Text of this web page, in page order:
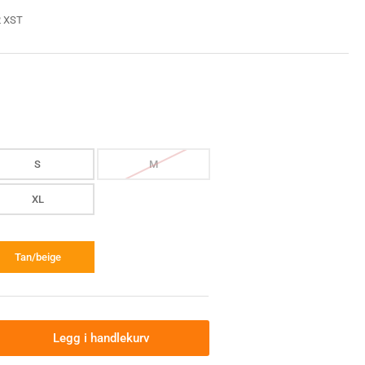
XST
S M
XL
Tan/beige
Legg i handlekurv